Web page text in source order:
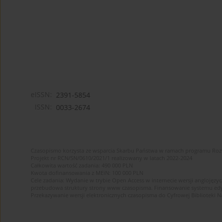
2391-5854
0033-2674